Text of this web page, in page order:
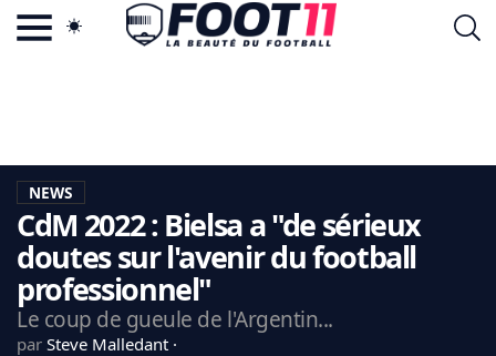
LA CHARTE
VIE PRIVÉE
CGU
CONTACTEZ-NOUS
NEWS
CdM 2022 : Bielsa a "de sérieux
doutes sur l'avenir du football
professionnel"
Le coup de gueule de l'Argentin...
par Steve Malledant